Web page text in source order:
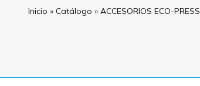
Inicio » Catálogo » ACCESORIOS ECO-PRESS